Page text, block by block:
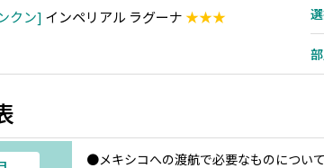
クン インペリアル ラグーナ ★★★
●メキシコへの渡航で必要なものについ